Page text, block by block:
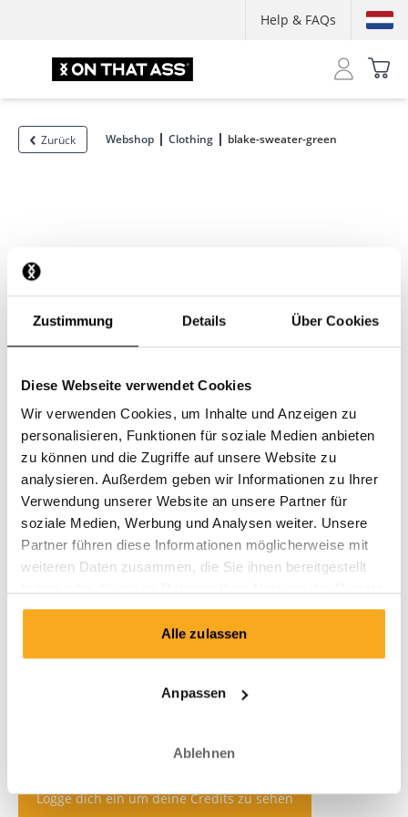
Zustimmung Details Über Cookies
Diese Webseite verwendet Cookies
Wir verwenden Cookies, um Inhalte und Anzeigen zu
personalisieren, Funktionen für soziale Medien anbieten
zu können und die Zugriffe auf unsere Website zu
analysieren. Außerdem geben wir Informationen zu Ihrer
Verwendung unserer Website an unsere Partner für
soziale Medien, Werbung und Analysen weiter. Unsere
Partner führen diese Informationen möglicherweise mit
weiteren Daten zusammen, die Sie ihnen bereitgestellt
gesammelt haben.
Alle zulassen
Anpassen
Ablehnen
Help & FAQs
Zurück Webshop Clothing blake-sweater-green
Logge dich ein um deine Credits zu sehen